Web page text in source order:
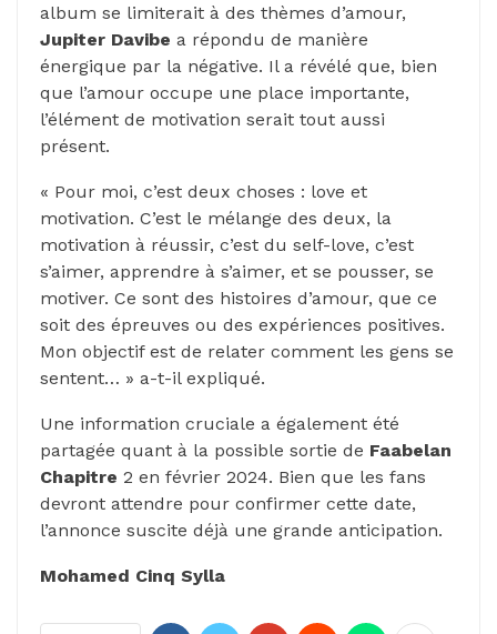
album se limiterait à des thèmes d’amour,
Jupiter Davibe a répondu de manière
énergique par la négative. Il a révélé que, bien
que l’amour occupe une place importante,
l’élément de motivation serait tout aussi
présent.
« Pour moi, c’est deux choses : love et
motivation. C’est le mélange des deux, la
motivation à réussir, c’est du self-love, c’est
s’aimer, apprendre à s’aimer, et se pousser, se
motiver. Ce sont des histoires d’amour, que ce
soit des épreuves ou des expériences positives.
Mon objectif est de relater comment les gens se
sentent… » a-t-il expliqué.
Une information cruciale a également été
partagée quant à la possible sortie de Faabelan
Chapitre 2 en février 2024. Bien que les fans
devront attendre pour confirmer cette date,
l’annonce suscite déjà une grande anticipation.
Mohamed Cinq Sylla